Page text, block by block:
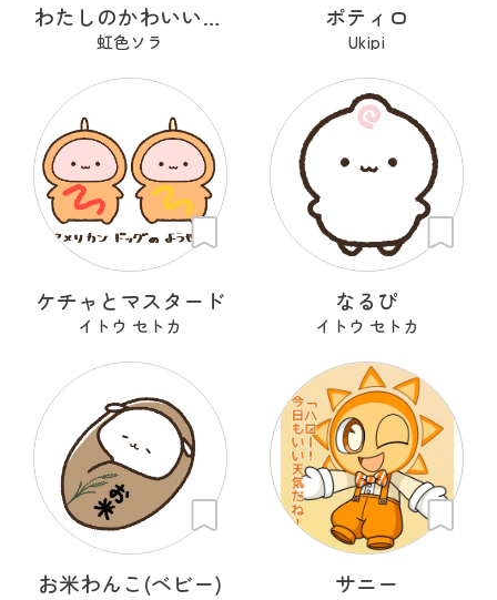
わたしのかわいいせかい
虹色ソラ
ポティロ
Ukipi
ケチャとマスタード
イトウ セトカ
なるぴ
イトウ セトカ
お米わんこ(ベビー) サニー